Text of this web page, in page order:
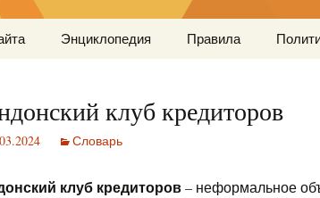
Энциклопедия Правила
клуб кредиторов
Словарь
клуб кредиторов– неформальное